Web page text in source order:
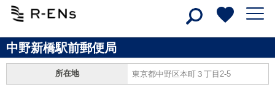
中野新橋駅前郵便局
所在地 東京都中野区本町３丁目2-5